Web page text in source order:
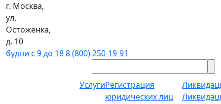
г. Москва,
ул.
Остоженка,
д. 10
будни с 9 до 188 (800) 250-19-91
УслугиРегистрация
юридических лиц